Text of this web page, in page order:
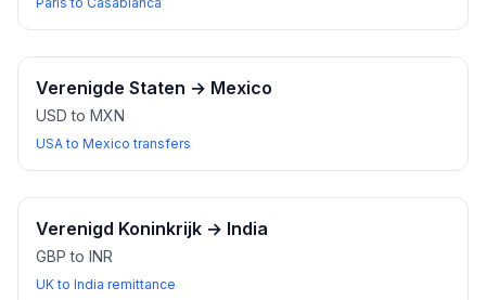
Verenigde Staten → Mexico
USD to MXN
USA to Mexico transfers
Verenigd Koninkrijk → India
GBP to INR
UK to India remittance